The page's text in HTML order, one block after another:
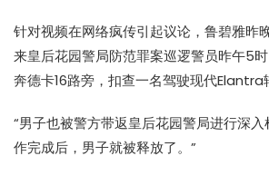
针对视频在网络疯传引起议论，鲁碧雅昨
来皇后花园警局防范罪案巡逻警员昨午5
奔德卡16路旁，扣查一名驾驶现代Elantra
“男子也被警方带返皇后花园警局进行深
作完成后，男子就被释放了。”